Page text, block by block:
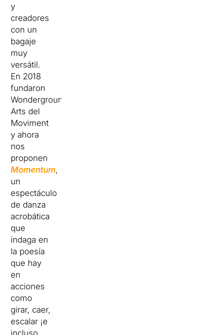
y
creadores
con un
bagaje
muy
versátil.
En 2018
fundaron
Wonderground
Arts del
Moviment
y ahora
nos
proponen
Momentum,
un
espectáculo
de danza
acrobática
que
indaga en
la poesía
que hay
en
acciones
como
girar, caer,
escalar ¡e
incluso